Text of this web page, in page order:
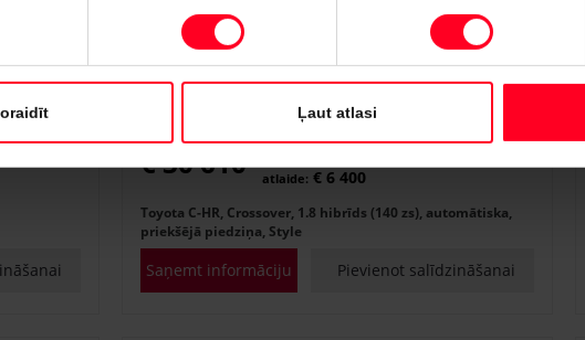
Ļaut atlasi
Toyota Toyota C-HR
€ 30 610 atlaide: € 6 400
Toyota C-HR, Crossover, 1.8 hibrīds (140 zs), automātiska,
priekšējā piedziņa, Style
Saņemt informāciju Pievienot salīdzināšanai